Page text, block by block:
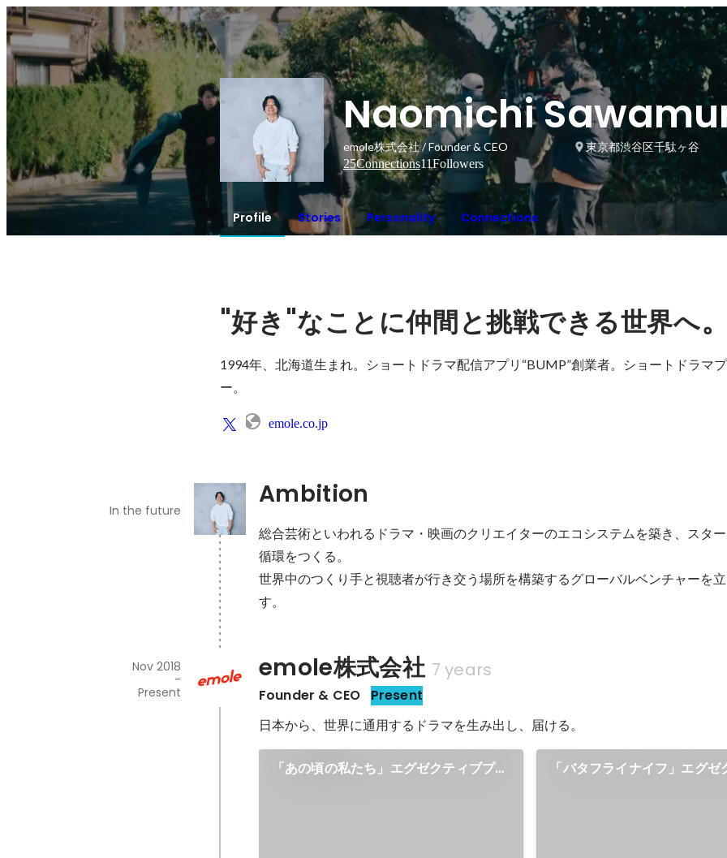
Naomichi
emole株式会社 / Founder & CEO
東京都渋谷区千駄ヶ谷
25Connections11Followers
Profile Stories Personality Connections
"好き "なことに仲間と挑戦できる世界へ。
1994年、北海道生まれ。ショートドラマ配信アプリ“BUMP”創業者。ショートドラマ
ー。
emole.co.jp
Ambition
In the future
総合芸術といわれるドラマ・映画のクリエイターのエコシステムを築き、スタ
循環をつくる。
世界中のつくり手と視聴者が行き交う場所を構築するグローバルベンチャーを立
す。
emole株式会社 7 years
Founder & CEO Present
Nov 2018
-
Present
日本から、世界に通用するドラマを生み出し、届ける。
「あの頃の私たち」エグゼクティブプロ
「バタフライナイフ」エグゼ